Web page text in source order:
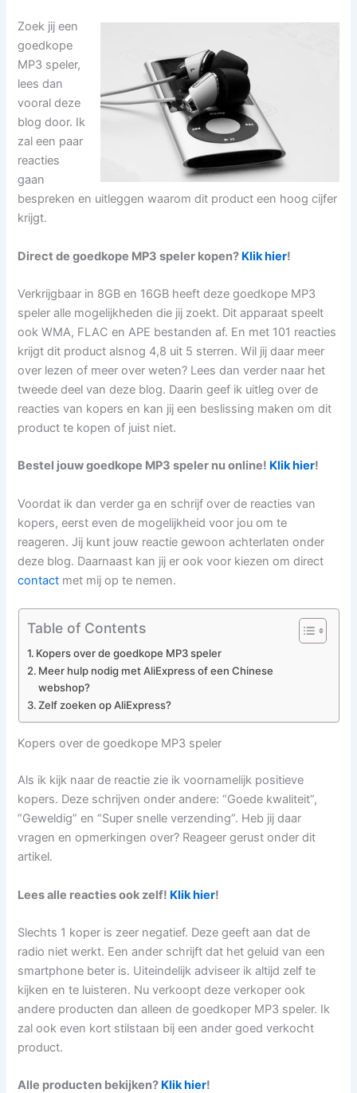
Zoek jij een
goedkope
MP3 speler,
lees dan
vooral deze
blog door. Ik
zal een paar
reacties
gaan
bespreken en uitleggen waarom dit product een hoog cijfer
krijgt.
Direct de goedkope MP3 speler kopen? Klik hier!
Verkrijgbaar in 8GB en 16GB heeft deze goedkope MP3
speler alle mogelijkheden die jij zoekt. Dit apparaat speelt
ook WMA, FLAC en APE bestanden af. En met 101 reacties
krijgt dit product alsnog 4,8 uit 5 sterren. Wil jij daar meer
over lezen of meer over weten? Lees dan verder naar het
tweede deel van deze blog. Daarin geef ik uitleg over de
reacties van kopers en kan jij een beslissing maken om dit
product te kopen of juist niet.
Bestel jouw goedkope MP3 speler nu online! Klik hier!
Voordat ik dan verder ga en schrijf over de reacties van
kopers, eerst even de mogelijkheid voor jou om te
reageren. Jij kunt jouw reactie gewoon achterlaten onder
deze blog. Daarnaast kan jij er ook voor kiezen om direct
contact met mij op te nemen.
Table of Contents
Kopers over de goedkope MP3 speler
Meer hulp nodig met AliExpress of een Chinese
webshop?
Zelf zoeken op AliExpress?
Kopers over de goedkope MP3 speler
Als ik kijk naar de reactie zie ik voornamelijk positieve
kopers. Deze schrijven onder andere: “Goede kwaliteit”,
“Geweldig” en “Super snelle verzending”. Heb jij daar
vragen en opmerkingen over? Reageer gerust onder dit
artikel.
Lees alle reacties ook zelf! Klik hier!
Slechts 1 koper is zeer negatief. Deze geeft aan dat de
radio niet werkt. Een ander schrijft dat het geluid van een
smartphone beter is. Uiteindelijk adviseer ik altijd zelf te
kijken en te luisteren. Nu verkoopt deze verkoper ook
andere producten dan alleen de goedkoper MP3 speler. Ik
zal ook even kort stilstaan bij een ander goed verkocht
product.
Alle producten bekijken? Klik hier!